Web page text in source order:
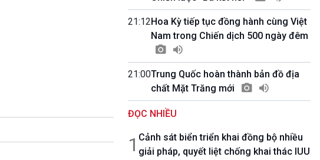
10 phút Sự kiện - Luận bàn
Câu chuyện thời sự
Dòng chảy sự kiện
Diễn đàn chủ nhật
Chuyện đêm
21:12Hoa Kỳ tiếp tục đồng hành cùng Việt
Nam trong Chiến dịch 500 ngày đêm
21:00Trung Quốc hoàn thành bản đồ địa
chất Mặt Trăng mới
ĐỌC NHIỀU
1 Cảnh sát biển triển khai đồng bộ nhiều
giải pháp, quyết liệt chống khai thác IUU